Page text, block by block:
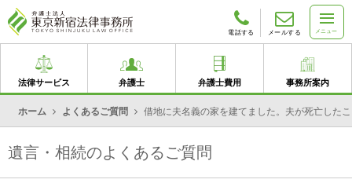
電話する メールする メニュー
法律サービス 弁護士 弁護士費用 事務所案内
ホーム よくあるご質問 借地に夫名義の家を建てました。夫が死亡した
遺言・相続のよくあるご質問